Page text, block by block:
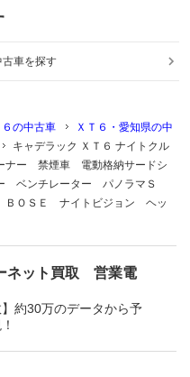
古車を探す
６の中古車
ＸＴ６・愛知県の中
キャデラック ＸＴ６ ナイトクル
ナー 禁煙車 電動格納サードシ
ベンチレーター パノラマＳ
ＯＳＥ ナイトビジョン ヘッ
ネット買取 営業電
】約30万のデータから予